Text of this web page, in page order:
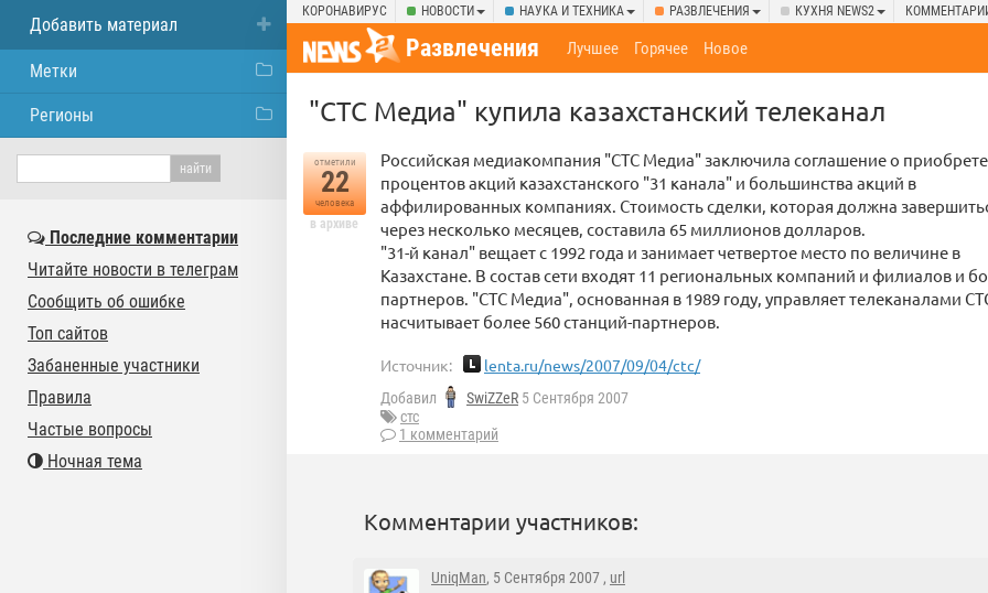
КОРОНАВИРУС НОВОСТИ НАУКА И ТЕХНИКА РАЗВЛЕЧЕНИЯ КУХНЯ NEWS2
Развлечения Лучшее Горячее Новое
"СТС Медиа" купила казахстанский телеканал
отметили
22
человека
в архиве
Российская медиакомпания "CTC Медиа" заключила соглашение о
процентов акций казахстанского "31 канала" и большинства акций в
аффилированных компаниях. Стоимость сделки, которая должна
через несколько месяцев, составила 65 миллионов долларов.
"31-й канал" вещает с 1992 года и занимает четвертое место по величине в
Казахстане. В состав сети входят 11 региональных компаний и филиалов и
партнеров. "СТС Медиа", основанная в 1989 году, управляет телеканалами
насчитывает более 560 станций-партнеров.
Источник: lenta.ru/news/2007/09/04/ctc/
Добавил SwiZZeR 5 Сентября 2007
стс
1 комментарий
Комментарии участников:
UniqMan, 5 Сентября 2007 , url
Добавить материал
Метки
Регионы
Последние комментарии
Читайте новости в телеграм
Сообщить об ошибке
Топ сайтов
Забаненные участники
Правила
Частые вопросы
Ночная тема